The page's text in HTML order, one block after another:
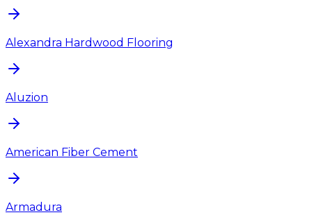
Alexandra Hardwood Flooring
Aluzion
American Fiber Cement
Armadura